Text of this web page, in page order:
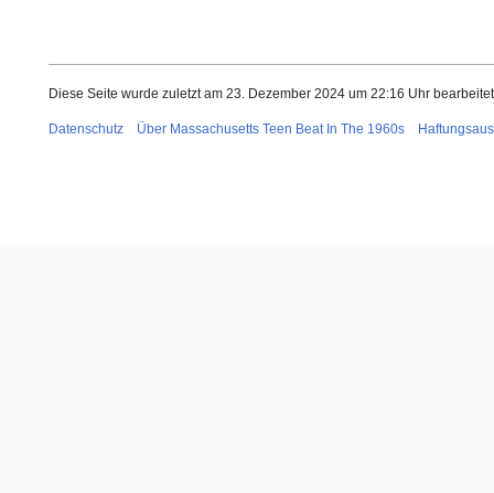
Diese Seite wurde zuletzt am 23. Dezember 2024 um 22:16 Uhr
Datenschutz Über Massachusetts Teen Beat In The 1960s